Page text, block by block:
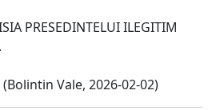
PRESEDINTELUI ILEGITIM
(Bolintin Vale, 2026-02-02)